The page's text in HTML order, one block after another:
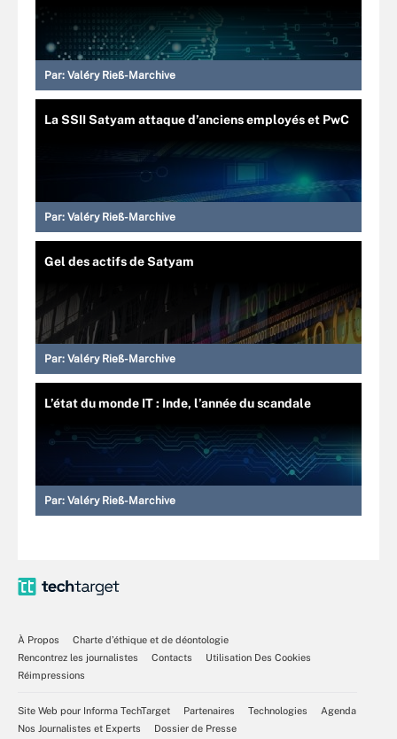
Par: Valéry Rieß-Marchive
La SSII Satyam attaque d’anciens employés et PwC
Par: Valéry Rieß-Marchive
Gel des actifs de Satyam
Par: Valéry Rieß-Marchive
L’état du monde IT : Inde, l’année du scandale
Par: Valéry Rieß-Marchive
À Propos
Charte d’éthique et de déontologie
Rencontrez les journalistes
Contacts
Utilisation Des Cookies
Réimpressions
Site Web pour Informa TechTarget Partenaires Technologies
Agenda
Nos Journalistes et Experts
Dossier de Presse